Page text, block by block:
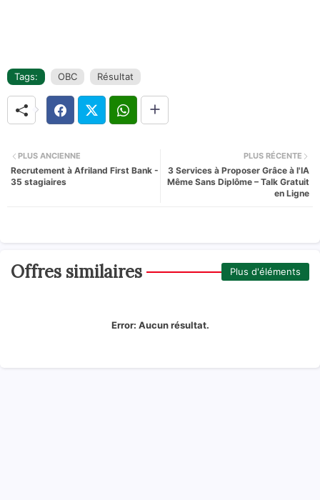
Tags: OBC Résultat
PLUS RÉCENTE
3 Services à Proposer Grâce à l'IA
Même Sans Diplôme – Talk Gratuit
en Ligne
PLUS ANCIENNE
Recrutement à Afriland First Bank -
35 stagiaires
Offres similaires Plus d'éléments
Error: Aucun résultat.